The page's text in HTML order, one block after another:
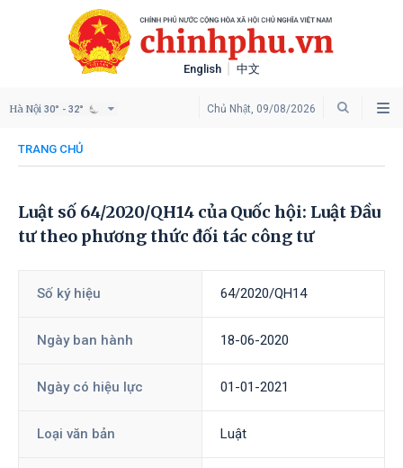
English 中文
Chủ Nhật, 09/08/2026
Hà Nội 30° - 32°
TRANG CHỦ
Luật số 64/2020/QH14 của Quốc hội: Luật Đầu
tư theo phương thức đối tác công tư
Số ký hiệu 64/2020/QH14
Ngày ban hành 18-06-2020
Ngày có hiệu lực 01-01-2021
Loại văn bản Luật